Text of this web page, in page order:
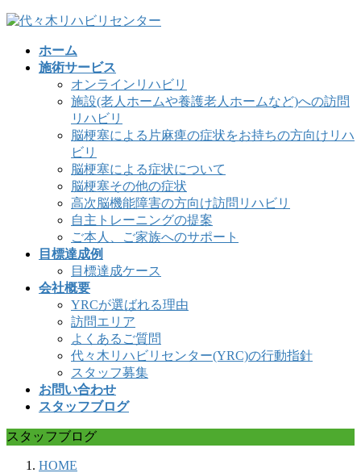
コ
ナ
ホーム
施術サービス
オンラインリハビリ
施設(老人ホームや養護老人ホームなど)への訪問
リハビリ
脳梗塞による片麻痺の症状をお持ちの方向けリハ
ビリ
脳梗塞による症状について
脳梗塞その他の症状
高次脳機能障害の方向け訪問リハビリ
自主トレーニングの提案
ご本人、ご家族へのサポート
目標達成例
目標達成ケース
会社概要
YRCが選ばれる理由
訪問エリア
よくあるご質問
代々木リハビリセンター(YRC)の行動指針
スタッフ募集
お問い合わせ
スタッフブログ
スタッフブログ
HOME